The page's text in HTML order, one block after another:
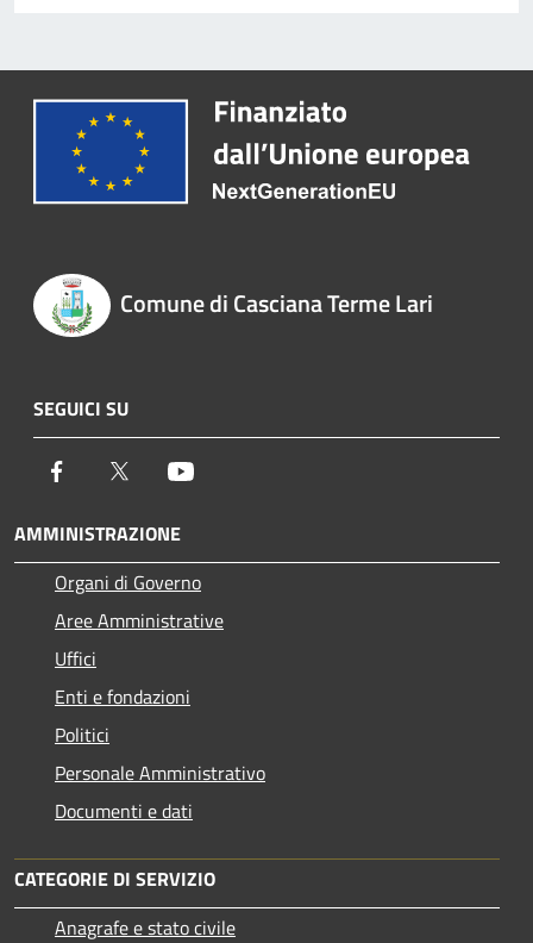
Comune di Casciana Terme Lari
SEGUICI SU
Facebook Twitter
AMMINISTRAZIONE
Organi di Governo
Aree Amministrative
Uffici
Enti e fondazioni
Politici
Personale Amministrativo
Documenti e dati
CATEGORIE DI SERVIZIO
Anagrafe e stato civile